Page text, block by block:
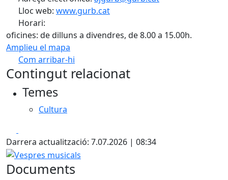
Lloc web: www.gurb.cat
Horari:
oficines: de dilluns a divendres, de 8.00 a 15.00h.
Amplieu el mapa
Com arribar-hi
+
Contingut relacionat
Temes
Cultura
Darrera actualització: 7.07.2026 | 08:34
Vespres musicals
Documents